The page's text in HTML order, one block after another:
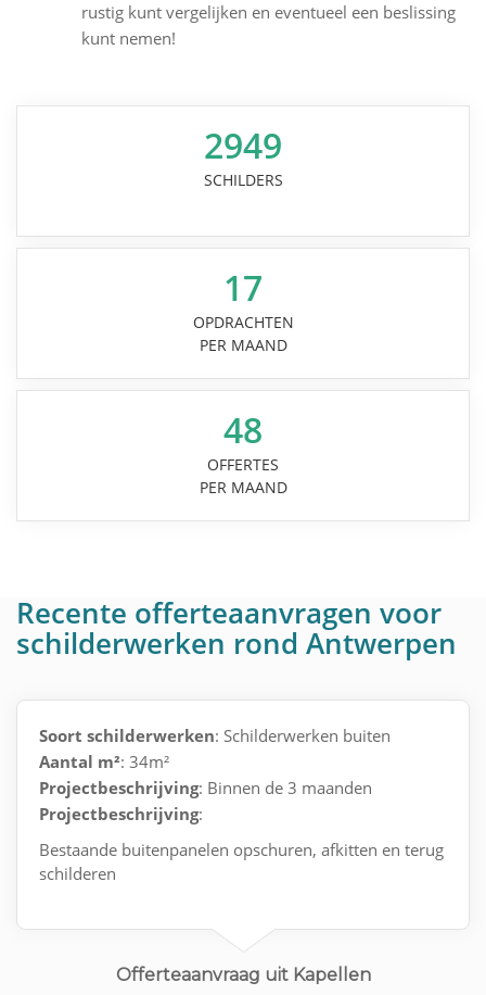
rustig kunt vergelijken en eventueel een beslissing
kunt nemen!
2949
SCHILDERS
17
OPDRACHTEN
PER MAAND
48
OFFERTES
PER MAAND
Recente offerteaanvragen voor
schilderwerken rond Antwerpen
Soort schilderwerken: Schilderwerken buiten
Aantal m²: 34m²
Projectbeschrijving: Binnen de 3 maanden
Projectbeschrijving:
Bestaande buitenpanelen opschuren, afkitten en terug
schilderen
Offerteaanvraag uit Kapellen